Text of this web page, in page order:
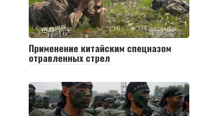
Спецназ Китая 0 274 просмотров
Применение китайским спецназом
отравленных стрел